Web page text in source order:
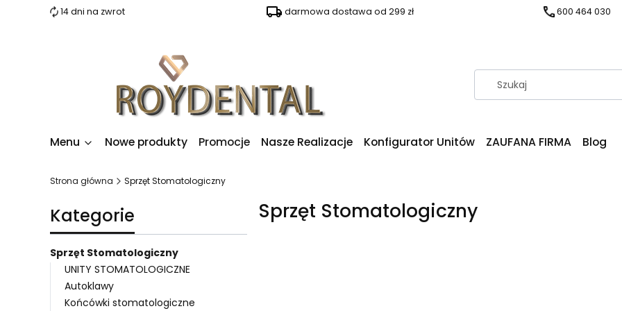
14 dni na zwrot darmowa dostawa od 299 zł 600 464 030
Menu Nowe produkty Promocje Nasze Realizacje Konfigurator Unitów ZAUFANA FIRMA Blog
Strona główna Sprzęt Stomatologiczny
Kategorie
Sprzęt Stomatologiczny
UNITY STOMATOLOGICZNE
Autoklawy
Końcówki stomatologiczne
Sprzęt Stomatologiczny